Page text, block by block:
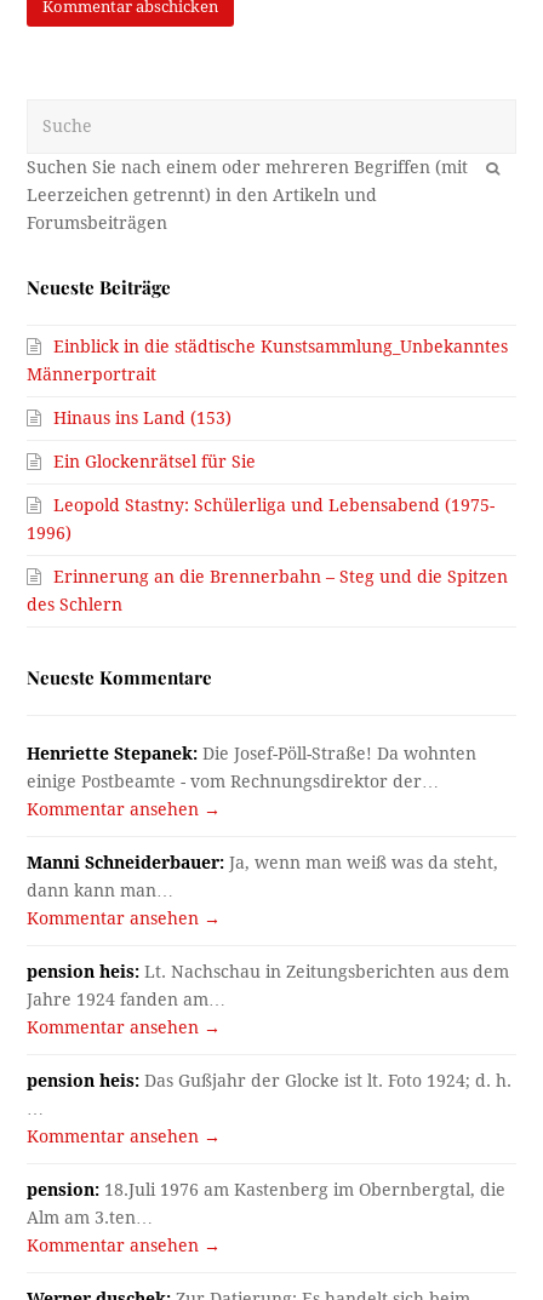
OK
Neueste Beiträge
Einblick in die städtische Kunstsammlung_Unbekanntes
Männerportrait
Hinaus ins Land (153)
Ein Glockenrätsel für Sie
Leopold Stastny: Schülerliga und Lebensabend (1975-
1996)
Erinnerung an die Brennerbahn – Steg und die Spitzen
des Schlern
Neueste Kommentare
Henriette Stepanek: Die Josef-Pöll-Straße! Da wohnten
einige Postbeamte - vom Rechnungsdirektor der…
Kommentar ansehen →
Manni Schneiderbauer: Ja, wenn man weiß was da steht,
dann kann man…
Kommentar ansehen →
pension heis: Lt. Nachschau in Zeitungsberichten aus dem
Jahre 1924 fanden am…
Kommentar ansehen →
pension heis: Das Gußjahr der Glocke ist lt. Foto 1924; d. h.
Kommentar ansehen →
pension: 18.Juli 1976 am Kastenberg im Obernbergtal, die
Alm am 3.ten…
Kommentar ansehen →